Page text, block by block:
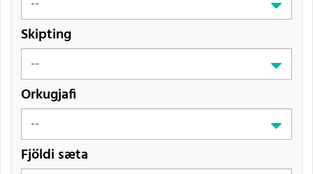
Skipting
Orkugjafi
Fjöldi sæta